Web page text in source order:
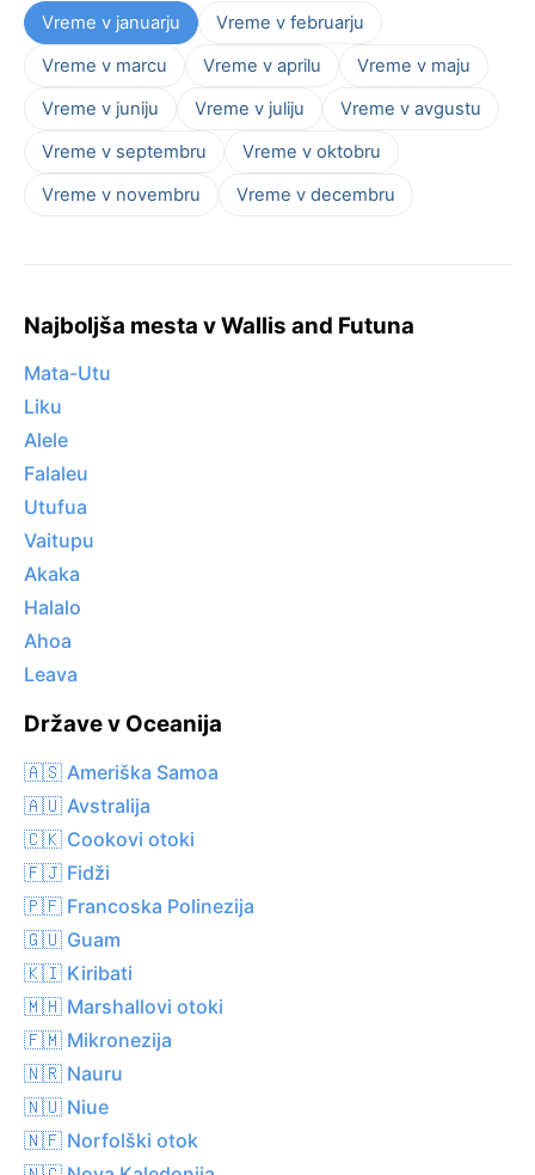
Vreme v januarju
Vreme v februarju
Vreme v marcu
Vreme v aprilu
Vreme v maju
Vreme v juniju
Vreme v juliju
Vreme v avgustu
Vreme v septembru
Vreme v oktobru
Vreme v novembru
Vreme v decembru
Najboljša mesta v Wallis and Futuna
Mata-Utu
Liku
Alele
Falaleu
Utufua
Vaitupu
Akaka
Halalo
Ahoa
Leava
Države v Oceanija
🇦🇸 Ameriška Samoa
🇦🇺 Avstralija
🇨🇰 Cookovi otoki
🇫🇯 Fidži
🇵🇫 Francoska Polinezija
🇬🇺 Guam
🇰🇮 Kiribati
🇲🇭 Marshallovi otoki
🇫🇲 Mikronezija
🇳🇷 Nauru
🇳🇺 Niue
🇳🇫 Norfolški otok